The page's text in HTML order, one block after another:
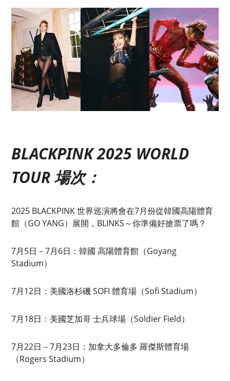
BLACKPINK 2025 WORLD
TOUR 場次：
2025 BLACKPINK 世界巡演將會在7月份從韓國高陽體育
館（GO YANG）展開，BLINKS～你準備好搶票了嗎？
7月5日－7月6日：韓國 高陽體育館（Goyang
Stadium）
7月12日：美國洛杉磯 SOFI 體育場（Sofi Stadium）
7月18日：美國芝加哥 士兵球場（Soldier Field）
7月22日－7月23日：加拿大多倫多 羅傑斯體育場
（Rogers Stadium）